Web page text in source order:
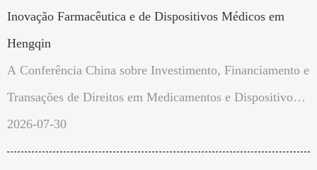
Inovação Farmacêutica e de Dispositivos Médicos em
Hengqin
A Conferência China sobre Investimento, Financiamento e
Transações de Direitos em Medicamentos e Dispositivos
Médicos Inovadores de 2026 (CHIPS) realizarseá
naZona de Cooperação Aprofundada entre Guangdong e
2026-07-30